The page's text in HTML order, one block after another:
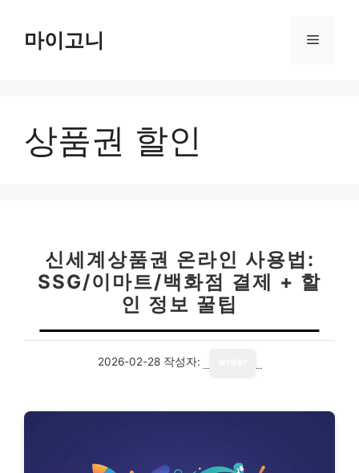
마이고니 메
상품권 할인
신세계상품권 온라인 사용법:
SSG/이마트/백화점 결제 + 할
인 정보 꿀팁
2026-02-28 작성자: